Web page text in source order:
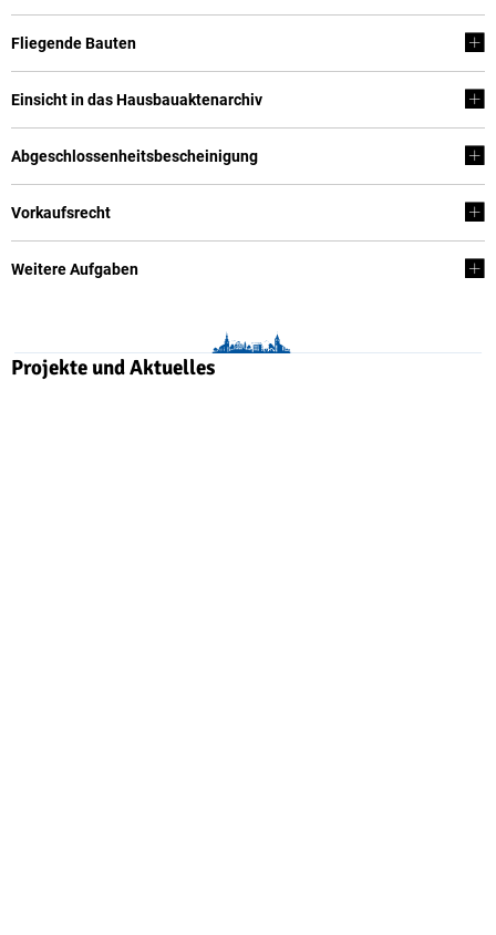
Fliegende Bauten
Einsicht in das Hausbauaktenarchiv
Abgeschlossenheitsbescheinigung
Vorkaufsrecht
Weitere Aufgaben
Projekte und Aktuelles